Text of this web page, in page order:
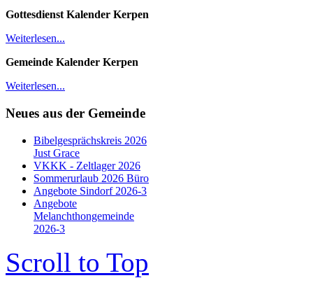
Gottesdienst Kalender Kerpen
Weiterlesen...
Gemeinde Kalender Kerpen
Weiterlesen...
Neues aus der Gemeinde
Bibelgesprächskreis 2026
Just Grace
VKKK - Zeltlager 2026
Sommerurlaub 2026 Büro
Angebote Sindorf 2026-3
Angebote
Melanchthongemeinde
2026-3
Scroll to Top